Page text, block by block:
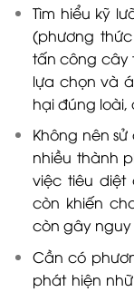
Tìm hiểu kỹ
(phương
tấn công cây
lựa chọn và
hại đúng
Không nên
nhiều thành
việc tiêu diệt
còn khiến
còn gây nguy
Cần có
phát hiện